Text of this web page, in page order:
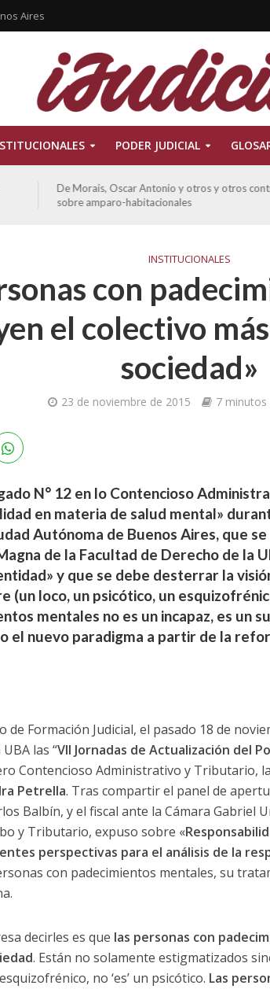
Aires
PODER JUDICIAL
De Morais, Oscar Antonio y otros y otros
sobre amparo-habitacionales
INSTITUCIONALES
con
el colectivo
sociedad»
23 de noviembre de 2015 7 minutos
N° 12 en lo Contencioso
en materia de salud mental»
Autónoma de Buenos Aires, que
de la Facultad de Derecho de la
y que se debe desterrar la
(un loco, un psicótico, un
mentales no es un incapaz, es un
el nuevo paradigma a partir de la
de Formación Judicial, el pasado 18 de
las “VII Jornadas de Actualización del
Contencioso Administrativo y Tributario,
Petrella. Tras compartir el panel de
Balbín, y el fiscal ante la Cámara Gabriel
y Tributario, expuso sobre «
perspectivas para el análisis de la
con padecimientos mentales, su
decirles es que las personas con
. Están no solamente estigmatizados
esquizofrénico, no ‘es’ un psicótico. Las